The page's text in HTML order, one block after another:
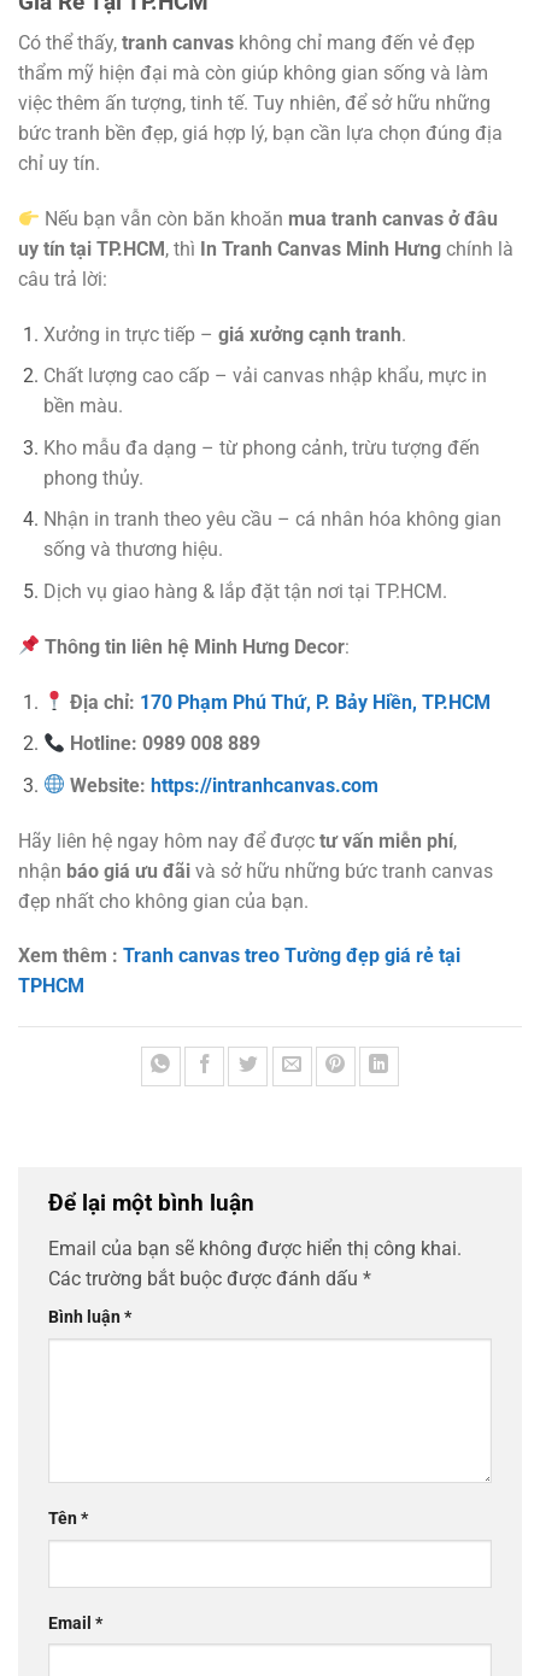
Có thể thấy, tranh canvas không chỉ mang đến vẻ đẹp
thẩm mỹ hiện đại mà còn giúp không gian sống và làm
việc thêm ấn tượng, tinh tế. Tuy nhiên, để sở hữu những
bức tranh bền đẹp, giá hợp lý, bạn cần lựa chọn đúng địa
chỉ uy tín.
Nếu bạn vẫn còn băn khoăn mua tranh canvas ở đâu
uy tín tại TP.HCM, thì In Tranh Canvas Minh Hưng chính là
câu trả lời:
Xưởng in trực tiếp – giá xưởng cạnh tranh.
Chất lượng cao cấp – vải canvas nhập khẩu, mực in
bền màu.
Kho mẫu đa dạng – từ phong cảnh, trừu tượng đến
phong thủy.
Nhận in tranh theo yêu cầu – cá nhân hóa không gian
sống và thương hiệu.
Dịch vụ giao hàng & lắp đặt tận nơi tại TP.HCM.
Thông tin liên hệ Minh Hưng Decor:
Địa chỉ: 170 Phạm Phú Thứ, P. Bảy Hiền, TP.HCM
Hotline: 0989 008 889
Website: https://intranhcanvas.com
Hãy liên hệ ngay hôm nay để được tư vấn miễn phí,
nhận báo giá ưu đãi và sở hữu những bức tranh canvas
đẹp nhất cho không gian của bạn.
Xem thêm : Tranh canvas treo Tường đẹp giá rẻ tại
TPHCM
Để lại một bình luận
Email của bạn sẽ không được hiển thị công khai.
Các trường bắt buộc được đánh dấu *
Bình luận*
Tên*
Email *